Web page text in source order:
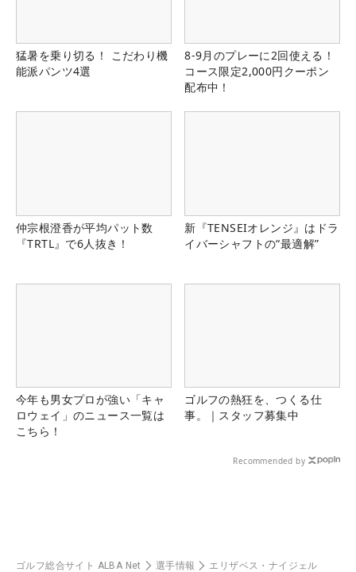
猛暑を乗り切る！ こだわり機
能派パンツ4選
8-9月のプレーに2回使える！
コース限定2,000円クーポン
配布中！
仲宗根澄香が平均パット数
『TRTL』で6人抜き！
新『TENSEIオレンジ』はドラ
イバーシャフトの“最適解”
今年も男女プロが強い「キャ
ロウェイ」のニュース一覧は
こちら！
ゴルフの熱狂を、つくる仕
事。｜スタッフ募集中
Recommended by
ゴルフ総合サイト ALBA Net 選手情報 エリザベス・ナイジェル